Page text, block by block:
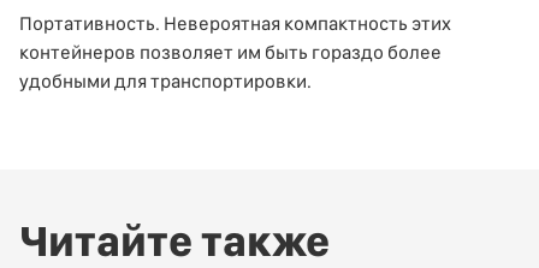
Портативность. Невероятная компактность этих
контейнеров позволяет им быть гораздо более
удобными для транспортировки.
Читайте также